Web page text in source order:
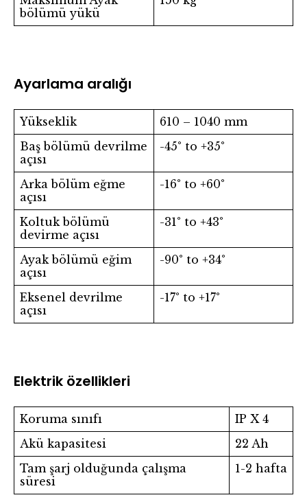
bölümü yükü
Ayarlama aralığı
Yükseklik
610 – 1040 mm
Baş bölümü devrilme
açısı
-45° to +35°
Arka bölüm eğme
açısı
-16° to +60°
Koltuk bölümü
devirme açısı
-31° to +43°
Ayak bölümü eğim
açısı
-90° to +34°
Eksenel devrilme
açısı
-17° to +17°
Elektrik özellikleri
Koruma sınıfı
IP X 4
Akü kapasitesi
22 Ah
Tam şarj olduğunda çalışma
süresi
1-2 hafta